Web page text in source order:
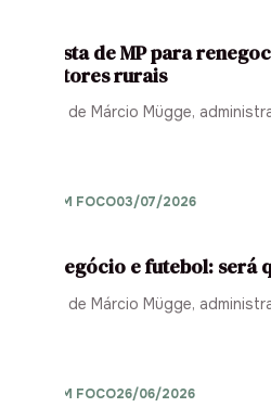
Proposta de MP para
produtores rurais
Opinião de Márcio Mügge,
AGRO EM FOCO03/07/2026
Agronegócio e futebol: será
Opinião de Márcio Mügge,
AGRO EM FOCO26/06/2026